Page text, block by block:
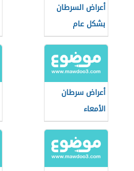
أعراض السرطان
بشكل عام
أعراض سرطان
الأمعاء